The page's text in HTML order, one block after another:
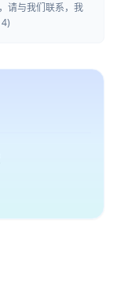
请与我们联系，我